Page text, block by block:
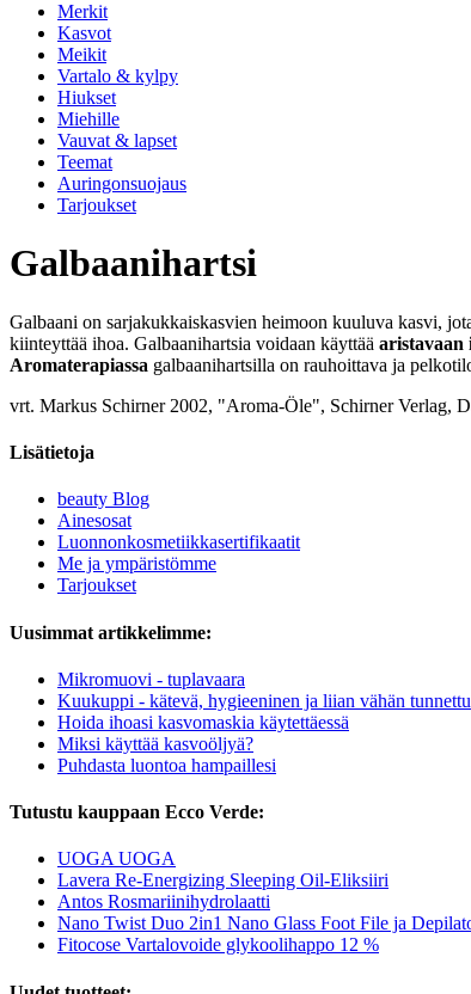
Merkit
Kasvot
Meikit
Vartalo & kylpy
Hiukset
Miehille
Vauvat & lapset
Teemat
Auringonsuojaus
Tarjoukset
Galbaanihartsi
Galbaani on sarjakukkaiskasvien heimoon kuuluva kasvi,
kiinteyttää ihoa. Galbaanihartsia voidaan käyttää aristavaan
Aromaterapiassa galbaanihartsilla on rauhoittava ja
vrt. Markus Schirner 2002, "Aroma-Öle", Schirner Verlag,
Lisätietoja
beauty Blog
Ainesosat
Luonnonkosmetiikkasertifikaatit
Me ja ympäristömme
Tarjoukset
Uusimmat artikkelimme:
Mikromuovi - tuplavaara
Kuukuppi - kätevä, hygieeninen ja liian vähän tunnettu
Hoida ihoasi kasvomaskia käytettäessä
Miksi käyttää kasvoöljyä?
Puhdasta luontoa hampaillesi
Tutustu kauppaan Ecco Verde:
UOGA UOGA
Lavera Re-Energizing Sleeping Oil-Eliksiiri
Antos Rosmariinihydrolaatti
Nano Twist Duo 2in1 Nano Glass Foot File ja
Fitocose Vartalovoide glykoolihappo 12 %